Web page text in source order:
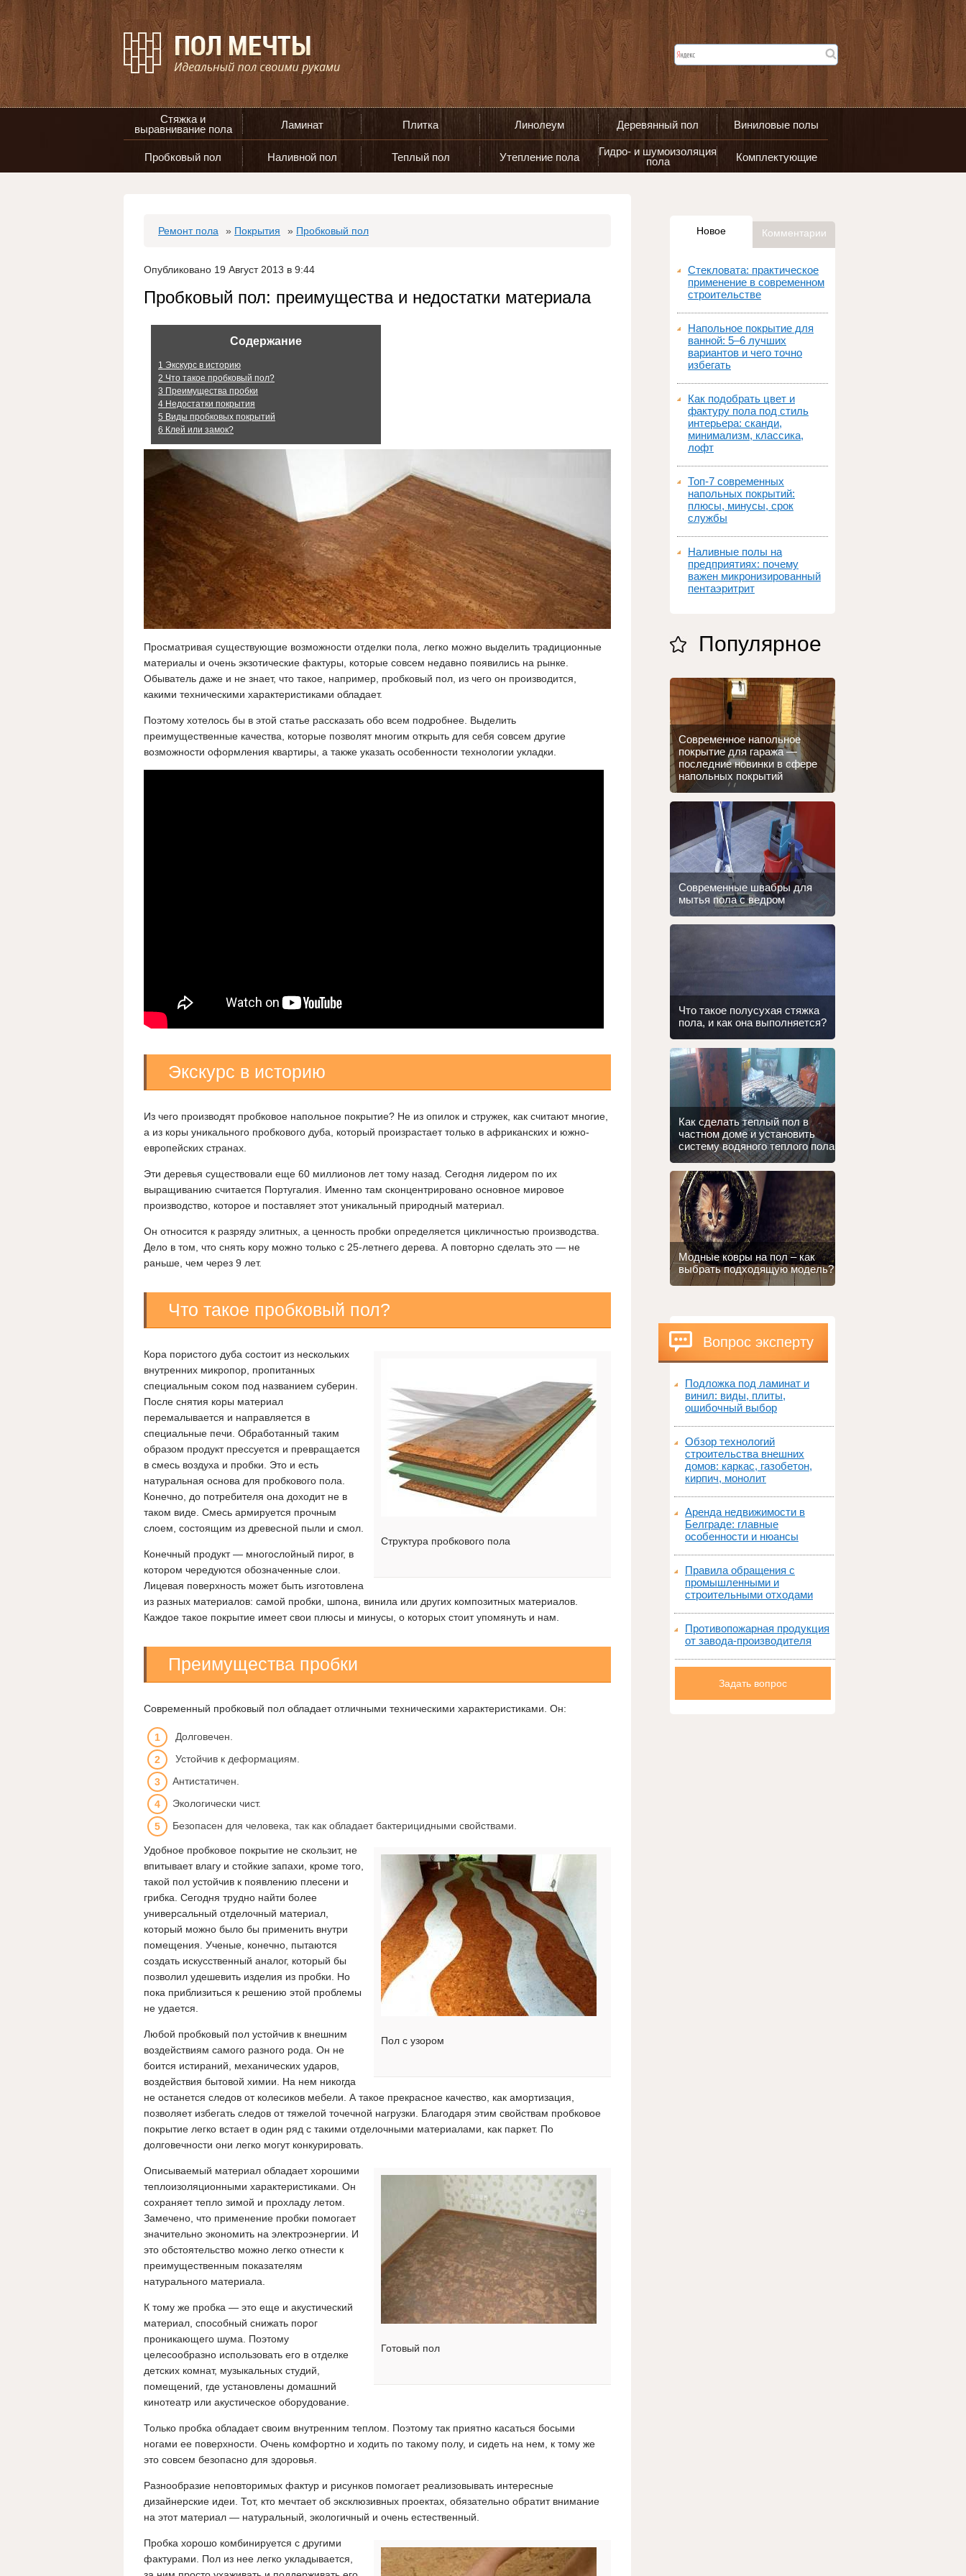
Стяжка и
выравнивание пола
Ламинат Плитка Линолеум Деревянный пол Виниловые полы
Пробковый пол Наливной пол Теплый пол Утепление пола
Гидро- и шумоизоляция
пола
Комплектующие
Ремонт пола » Покрытия » Пробковый пол
Опубликовано 19 Август 2013 в 9:44
Пробковый пол: преимущества и недостатки материала
Содержание
1 Экскурс в историю
2 Что такое пробковый пол?
3 Преимущества пробки
4 Недостатки покрытия
5 Виды пробковых покрытий
6 Клей или замок?
Просматривая существующие возможности отделки пола, легко можно выделить традиционные
материалы и очень экзотические фактуры, которые совсем недавно появились на рынке.
Обыватель даже и не знает, что такое, например, пробковый пол, из чего он производится,
какими техническими характеристиками обладает.
Поэтому хотелось бы в этой статье рассказать обо всем подробнее. Выделить
преимущественные качества, которые позволят многим открыть для себя совсем другие
возможности оформления квартиры, а также указать особенности технологии укладки.
Экскурс в историю
Из чего производят пробковое напольное покрытие? Не из опилок и стружек, как считают многие,
а из коры уникального пробкового дуба, который произрастает только в африканских и южно-
европейских странах.
Эти деревья существовали еще 60 миллионов лет тому назад. Сегодня лидером по их
выращиванию считается Португалия. Именно там сконцентрировано основное мировое
производство, которое и поставляет этот уникальный природный материал.
Он относится к разряду элитных, а ценность пробки определяется цикличностью производства.
Дело в том, что снять кору можно только с 25-летнего дерева. А повторно сделать это — не
раньше, чем через 9 лет.
Что такое пробковый пол?
Структура пробкового пола
Кора пористого дуба состоит из нескольких
внутренних микропор, пропитанных
специальным соком под названием суберин.
После снятия коры материал
перемалывается и направляется в
специальные печи. Обработанный таким
образом продукт прессуется и превращается
в смесь воздуха и пробки. Это и есть
натуральная основа для пробкового пола.
Конечно, до потребителя она доходит не в
таком виде. Смесь армируется прочным
слоем, состоящим из древесной пыли и смол.
Конечный продукт — многослойный пирог, в
котором чередуются обозначенные слои.
Лицевая поверхность может быть изготовлена
из разных материалов: самой пробки, шпона, винила или других композитных материалов.
Каждое такое покрытие имеет свои плюсы и минусы, о которых стоит упомянуть и нам.
Преимущества пробки
Современный пробковый пол обладает отличными техническими характеристиками. Он:
Долговечен.
Устойчив к деформациям.
Антистатичен.
Экологически чист.
Безопасен для человека, так как обладает бактерицидными свойствами.
Пол с узором
Удобное пробковое покрытие не скользит, не
впитывает влагу и стойкие запахи, кроме того,
такой пол устойчив к появлению плесени и
грибка. Сегодня трудно найти более
универсальный отделочный материал,
который можно было бы применить внутри
помещения. Ученые, конечно, пытаются
создать искусственный аналог, который бы
позволил удешевить изделия из пробки. Но
пока приблизиться к решению этой проблемы
не удается.
Любой пробковый пол устойчив к внешним
воздействиям самого разного рода. Он не
боится истираний, механических ударов,
воздействия бытовой химии. На нем никогда
не останется следов от колесиков мебели. А такое прекрасное качество, как амортизация,
позволяет избегать следов от тяжелой точечной нагрузки. Благодаря этим свойствам пробковое
покрытие легко встает в один ряд с такими отделочными материалами, как паркет. По
долговечности они легко могут конкурировать.
Готовый пол
Описываемый материал обладает хорошими
теплоизоляционными характеристиками. Он
сохраняет тепло зимой и прохладу летом.
Замечено, что применение пробки помогает
значительно экономить на электроэнергии. И
это обстоятельство можно легко отнести к
преимущественным показателям
натурального материала.
К тому же пробка — это еще и акустический
материал, способный снижать порог
проникающего шума. Поэтому
целесообразно использовать его в отделке
детских комнат, музыкальных студий,
помещений, где установлены домашний
кинотеатр или акустическое оборудование.
Только пробка обладает своим внутренним теплом. Поэтому так приятно касаться босыми
ногами ее поверхности. Очень комфортно и ходить по такому полу, и сидеть на нем, к тому же
это совсем безопасно для здоровья.
Разнообразие неповторимых фактур и рисунков помогает реализовывать интересные
дизайнерские идеи. Тот, кто мечтает об эксклюзивных проектах, обязательно обратит внимание
на этот материал — натуральный, экологичный и очень естественный.
Пробка хорошо комбинируется с другими
фактурами. Пол из нее легко укладывается,
Новое Комментарии
Стекловата: практическое
применение в современном
строительстве
Напольное покрытие для
ванной: 5–6 лучших
вариантов и чего точно
избегать
Как подобрать цвет и
фактуру пола под стиль
интерьера: сканди,
минимализм, классика,
лофт
Топ‑7 современных
напольных покрытий:
плюсы, минусы, срок
службы
Наливные полы на
предприятиях: почему
важен микронизированный
пентаэритрит
Популярное
Современное напольное
покрытие для гаража —
последние новинки в сфере
напольных покрытий
Современные швабры для
мытья пола с ведром
Что такое полусухая стяжка
пола, и как она выполняется?
Как сделать теплый пол в
частном доме и установить
систему водяного теплого пола
Модные ковры на пол – как
выбрать подходящую модель?
Вопрос эксперту
Подложка под ламинат и
винил: виды, плиты,
ошибочный выбор
Обзор технологий
строительства внешних
домов: каркас, газобетон,
кирпич, монолит
Аренда недвижимости в
Белграде: главные
особенности и нюансы
Правила обращения с
промышленными и
строительными отходами
Противопожарная продукция
от завода-производителя
Задать вопрос